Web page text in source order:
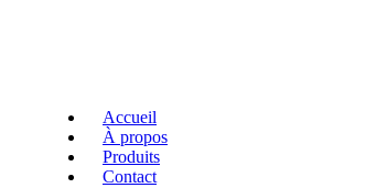
Accueil
À propos
Produits
Contact